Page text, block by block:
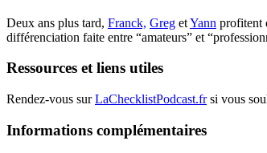
Deux ans plus tard, Franck, Greg etYann profitent
différenciation faite entre “amateurs” et
Ressources et liens utiles
Rendez-vous surLaChecklistPodcast.frsi vous
Informations complémentaires